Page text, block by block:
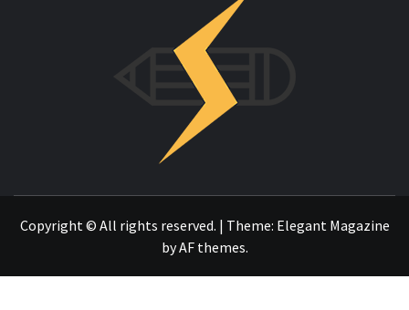
Copyright © All rights reserved. | Theme: Elegant Magazine
byAF themes.